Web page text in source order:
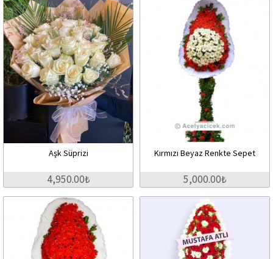
Aşk Süprizi
4,950.00₺
Kırmızı Beyaz Renkte Sepet
5,000.00₺